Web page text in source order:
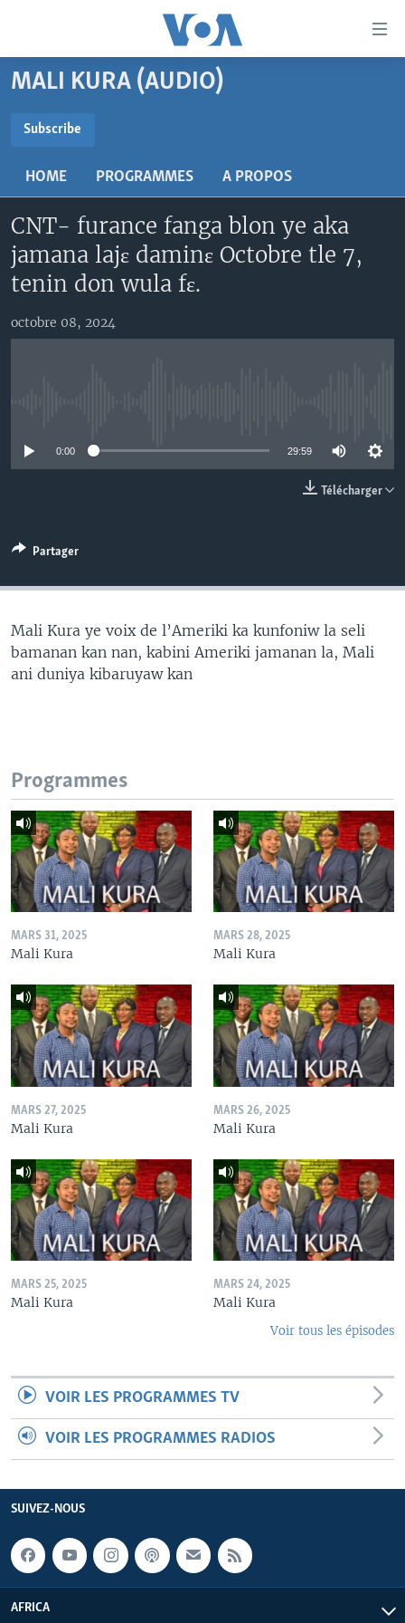
Menu
principal
navigation
principale
Retour
la
recherche
MALI KURA
RADIO
AN BA FO!
FARAFINA FOLI
SUIVEZ-NOUS
MALI KURA (AUDIO)
Subscribe
HOME PROGRAMMES A PROPOS
CNT- furance fanga blon ye aka
jamana lajɛ daminɛ Octobre tle 7,
tenin don wula fɛ.
octobre 08, 2024
0:00 29:59
Télécharger
Partager
Mali Kura ye voix de l’Ameriki ka kunfoniw la seli
bamanan kan nan, kabini Ameriki jamanan la, Mali
ani duniya kibaruyaw kan
Programmes
MARS 31, 2025
Mali Kura
MARS 28, 2025
Mali Kura
MARS 27, 2025
Mali Kura
MARS 26, 2025
Mali Kura
MARS 25, 2025
Mali Kura
MARS 24, 2025
Mali Kura
Voir tous les épisodes
VOIR LES PROGRAMMES TV
VOIR LES PROGRAMMES RADIOS
SUIVEZ-NOUS
AFRICA